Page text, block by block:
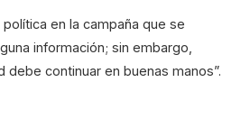
en la campaña que se
información; sin embargo,
debe continuar en buenas manos”.